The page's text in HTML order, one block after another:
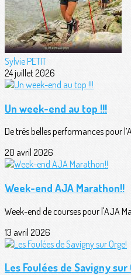
Sylvie PETIT
24 juillet 2026
Un week-end au top !!!
De très belles performances pour
20 avril 2026
Week-end AJA Marathon!!
Week-end de courses pour l'AJA
13 avril 2026
Les Foulées de Savigny sur